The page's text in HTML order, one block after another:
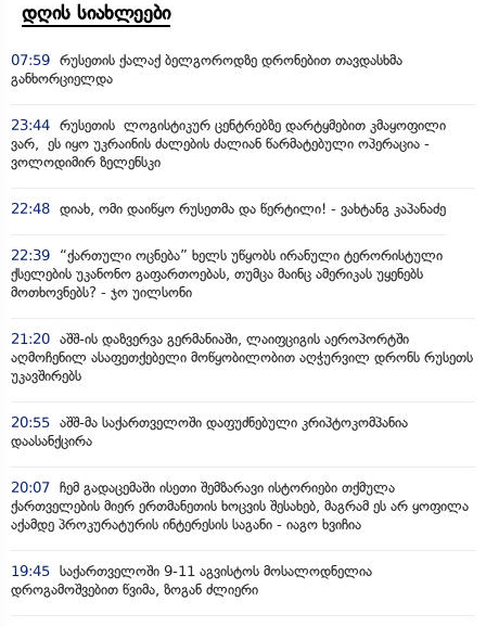
დღის სიახლეები
07:59 რუსეთის ქალაქ ბელგოროდზე დრონებით თავდასხმა
განხორციელდა
23:44 რუსეთის ლოგისტიკურ ცენტრებზე დარტყმებით კმაყოფილი
ვარ, ეს იყო უკრაინის ძალების ძალიან წარმატებული ოპერაცია -
ვოლოდიმირ ზელენსკი
22:48 დიახ, ომი დაიწყო რუსეთმა და წერტილი! - ვახტანგ კაპანაძე
22:39
“ქართული ოცნება” ხელს უწყობს ირანული ტერორისტული
ქსელების უკანონო გაფართოებას, თუმცა მაინც ამერიკას უყენებს
მოთხოვნებს? - ჯო უილსონი
21:20 აშშ-ის დაზვერვა გერმანიაში, ლაიფციგის აეროპორტში
აღმოჩენილ ასაფეთქებელი მოწყობილობით აღჭურვილ დრონს რუსეთს
უკავშირებს
20:55 აშშ-მა საქართველოში დაფუძნებული კრიპტოკომპანია
დაასანქცირა
20:07 ჩემ გადაცემაში ისეთი შემზარავი ისტორიები თქმულა
ქართველების მიერ ერთმანეთის ხოცვის შესახებ, მაგრამ ეს არ ყოფილა
აქამდე პროკურატურის ინტერესის საგანი - იაგო ხვიჩია
19:45 საქართველოში 9-11 აგვისტოს მოსალოდნელია
დროგამოშვებით წვიმა, ზოგან ძლიერი